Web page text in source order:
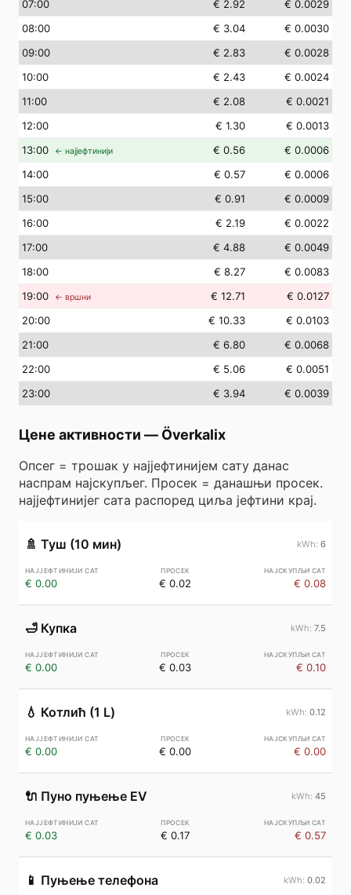
07:00 € 2.92
€ 0.0029
08:00 € 3.04
€ 0.0030
09:00 € 2.83
€ 0.0028
10:00 € 2.43
€ 0.0024
11:00 € 2.08
€ 0.0021
12:00 € 1.30
€ 0.0013
13:00 ← најјефтинији € 0.56
€ 0.0006
14:00 € 0.57
€ 0.0006
15:00 € 0.91
€ 0.0009
16:00 € 2.19
€ 0.0022
17:00 € 4.88
€ 0.0049
18:00 € 8.27
€ 0.0083
19:00 ← вршни € 12.71
€ 0.0127
20:00 € 10.33
€ 0.0103
21:00 € 6.80
€ 0.0068
22:00 € 5.06
€ 0.0051
23:00 € 3.94 € 0.0039
Цене активности — Överkalix
Опсег = трошак у најјефтинијем сату данас
наспрам најскупљег. Просек = данашњи просек.
најјефтинијег сата распоред циља јефтини крај.
🚿 Туш (10 мин) 6
€ 0.00 € 0.02 € 0.08
🛁 Купка 7.5
€ 0.00 € 0.03 € 0.10
💧 Котлић (1 L) 0.12
€ 0.00 € 0.00 € 0.00
🔌 Пуно пуњење EV 45
€ 0.03 € 0.17 € 0.57
📱 Пуњење телефона 0.02